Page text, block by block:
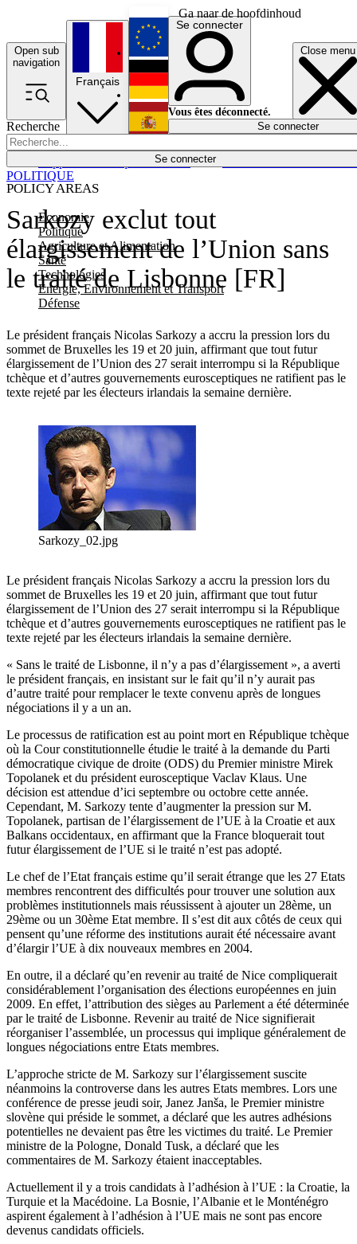
Ga naar de hoofdinhoud
Open sub
navigation
Close menu
Recherche
Se connecter
POLICY AREAS
Economie
Politique
Agriculture et Alimentation
Santé
Technologies
Energie, Environnement et Transport
Défense
Économie
Français
English
Deutsch
Español
Se connecter
Vous êtes déconnecté.
Se connecter
Sarkozy exclut tout
élargissement de l’Union sans
le traité de Lisbonne [FR]
Le président français Nicolas Sarkozy a accru la pression lors du
sommet de Bruxelles les 19 et 20 juin, affirmant que tout futur
élargissement de l’Union des 27 serait interrompu si la République
tchèque et d’autres gouvernements eurosceptiques ne ratifient pas le
texte rejeté par les électeurs irlandais la semaine dernière.
POLITIQUE
Sarkozy_02.jpg
Le président français Nicolas Sarkozy a accru la pression lors du
sommet de Bruxelles les 19 et 20 juin, affirmant que tout futur
élargissement de l’Union des 27 serait interrompu si la République
tchèque et d’autres gouvernements eurosceptiques ne ratifient pas le
texte rejeté par les électeurs irlandais la semaine dernière.
« Sans le traité de Lisbonne, il n’y a pas d’élargissement », a averti
le président français, en insistant sur le fait qu’il n’y aurait pas
d’autre traité pour remplacer le texte convenu après de longues
négociations il y a un an.
Le processus de ratification est au point mort en République tchèque
où la Cour constitutionnelle étudie le traité à la demande du Parti
démocratique civique de droite (ODS) du Premier ministre Mirek
Topolanek et du président eurosceptique Vaclav Klaus. Une
décision est attendue d’ici septembre ou octobre cette année.
Cependant, M. Sarkozy tente d’augmenter la pression sur M.
Topolanek, partisan de l’élargissement de l’UE à la Croatie et aux
Balkans occidentaux, en affirmant que la France bloquerait tout
futur élargissement de l’UE si le traité n’est pas adopté.
Le chef de l’Etat français estime qu’il serait étrange que les 27 Etats
membres rencontrent des difficultés pour trouver une solution aux
problèmes institutionnels mais réussissent à ajouter un 28ème, un
29ème ou un 30ème Etat membre. Il s’est dit aux côtés de ceux qui
pensent qu’une réforme des institutions aurait été nécessaire avant
d’élargir l’UE à dix nouveaux membres en 2004.
En outre, il a déclaré qu’en revenir au traité de Nice compliquerait
considérablement l’organisation des élections européennes en juin
2009. En effet, l’attribution des sièges au Parlement a été déterminée
par le traité de Lisbonne. Revenir au traité de Nice signifierait
réorganiser l’assemblée, un processus qui implique généralement de
longues négociations entre Etats membres.
L’approche stricte de M. Sarkozy sur l’élargissement suscite
néanmoins la controverse dans les autres Etats membres. Lors une
conférence de presse jeudi soir, Janez Janša, le Premier ministre
slovène qui préside le sommet, a déclaré que les autres adhésions
potentielles ne devaient pas être les victimes du traité. Le Premier
ministre de la Pologne, Donald Tusk, a déclaré que les
commentaires de M. Sarkozy étaient inacceptables.
Actuellement il y a trois candidats à l’adhésion à l’UE : la Croatie, la
Turquie et la Macédoine. La Bosnie, l’Albanie et le Monténégro
aspirent également à l’adhésion à l’UE mais ne sont pas encore
devenus candidats officiels.